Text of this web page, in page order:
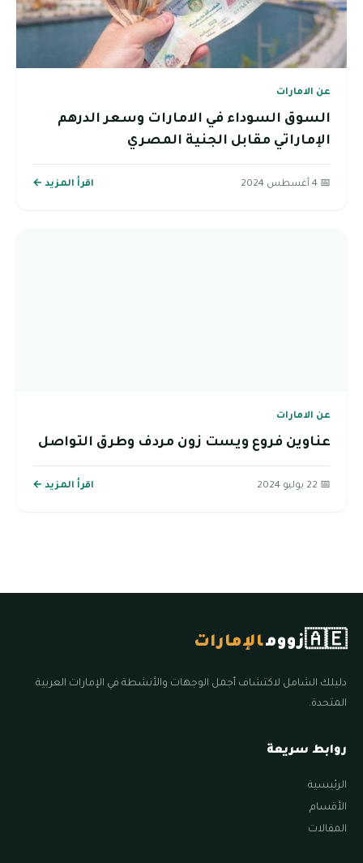
عن الامارات
السوق السوداء في الامارات وسعر الدرهم
الإماراتي مقابل الجنية المصري
📅 4 أغسطس 2024 اقرأ المزيد ←
عن الامارات
عناوين فروع ويست زون مردف وطرق التواصل
📅 22 يوليو 2024 اقرأ المزيد ←
🇦🇪زوومالإمارات
دليلك الشامل لاكتشاف أجمل الوجهات والأنشطة في الإمارات العربية
المتحدة.
روابط سريعة
الرئيسية
الأقسام
المقالات